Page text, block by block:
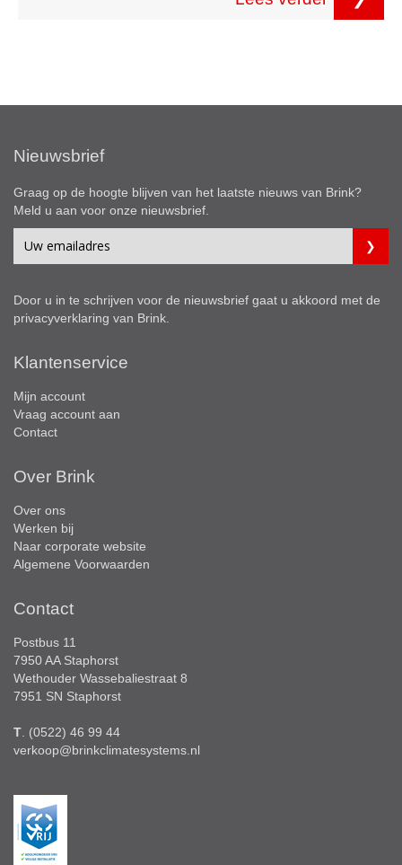
Nieuwsbrief
Graag op de hoogte blijven van het laatste nieuws van Brink?
Meld u aan voor onze nieuwsbrief.
Door u in te schrijven voor de nieuwsbrief gaat u akkoord met de
privacyverklaring van Brink.
Klantenservice
Mijn account
Vraag account aan
Contact
Over Brink
Over ons
Werken bij
Naar corporate website
Algemene Voorwaarden
Contact
Postbus 11
7950 AA Staphorst
Wethouder Wassebaliestraat 8
7951 SN Staphorst
T . (0522) 46 99 44
verkoop@brinkclimatesystems.nl